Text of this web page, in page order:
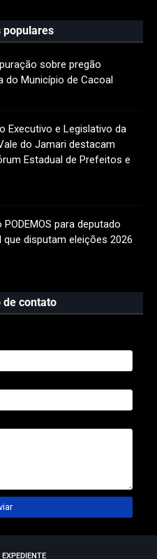
populares
sobre pregão
do Município de Cacoal
Executivo e Legislativo da
do Jamari destacam
Estadual de Prefeitos e
para deputado
disputam eleições 2026
de contato
EXPEDIENTE